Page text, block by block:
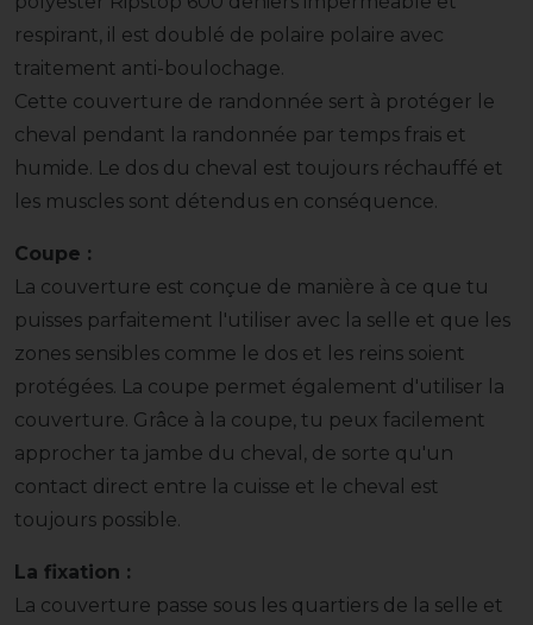
respirant, il est doublé de polaire polaire avec
traitement anti-boulochage.
Cette couverture de randonnée sert à protéger le
cheval pendant la randonnée par temps frais et
humide. Le dos du cheval est toujours réchauffé et
les muscles sont détendus en conséquence.
Coupe :
La couverture est conçue de manière à ce que tu
puisses parfaitement l'utiliser avec la selle et que les
zones sensibles comme le dos et les reins soient
protégées. La coupe permet également d'utiliser la
couverture. Grâce à la coupe, tu peux facilement
approcher ta jambe du cheval, de sorte qu'un
contact direct entre la cuisse et le cheval est
toujours possible.
La fixation :
La couverture passe sous les quartiers de la selle et